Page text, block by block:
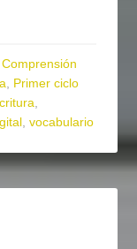
,Comprensión
Primer ciclo
,vocabulario